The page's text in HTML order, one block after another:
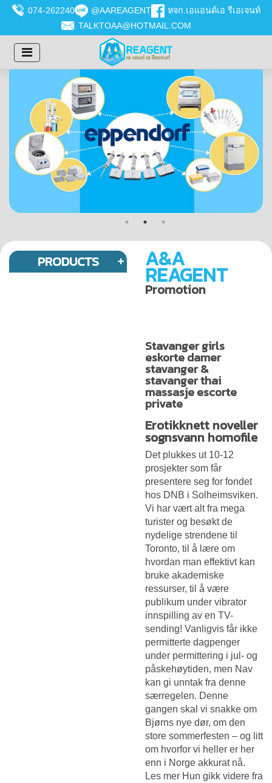
074-262240 @AAREAGENT
หจก.เอแอนด์เอ รีเอเจนท์
TALKTOAA@HOTMAIL.COM
PRODUCTS A&A
REAGENT
Promotion
Stavanger girls
eskorte damer
stavanger &
stavanger thai
massasje escorte
private
Erotikknett noveller
sognsvann homofile
Det plukkes ut 10-12
prosjekter som får
presentere seg for fondet
hos DNB i Solheimsviken.
Vi har vært alt fra mega
turister og besøkt de
nydelige strendene til
Toronto, til å lære om
hvordan man effektivt kan
bruke akademiske
ressurser, til å være
publikum under vibrator
innspilling av en TV-
sending! Vanligvis får ikke
permitterte dagpenger
under permittering i jul- og
påskehøytiden, men Nav
kan gi unntak fra denne
særregelen. Denne
gangen skal vi snakke om
Bjørns nye dør, om den
store sommerfesten – og litt
om hvorfor vi heller er her
enn i Norge akkurat nå.
Les mer Hun gikk videre fra